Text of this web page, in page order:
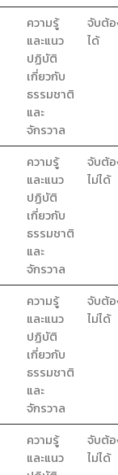
ความรู้
และแนว
ปฏิบัติ
เกี่ยวกับ
ธรรมชาติ
และ
จักรวาล
จับต้
ได้
ความรู้
และแนว
ปฏิบัติ
เกี่ยวกับ
ธรรมชาติ
และ
จักรวาล
จับต้
ไม่ได้
ความรู้
และแนว
ปฏิบัติ
เกี่ยวกับ
ธรรมชาติ
และ
จักรวาล
จับต้
ไม่ได้
ความรู้
และแนว
จับต้
ไม่ได้